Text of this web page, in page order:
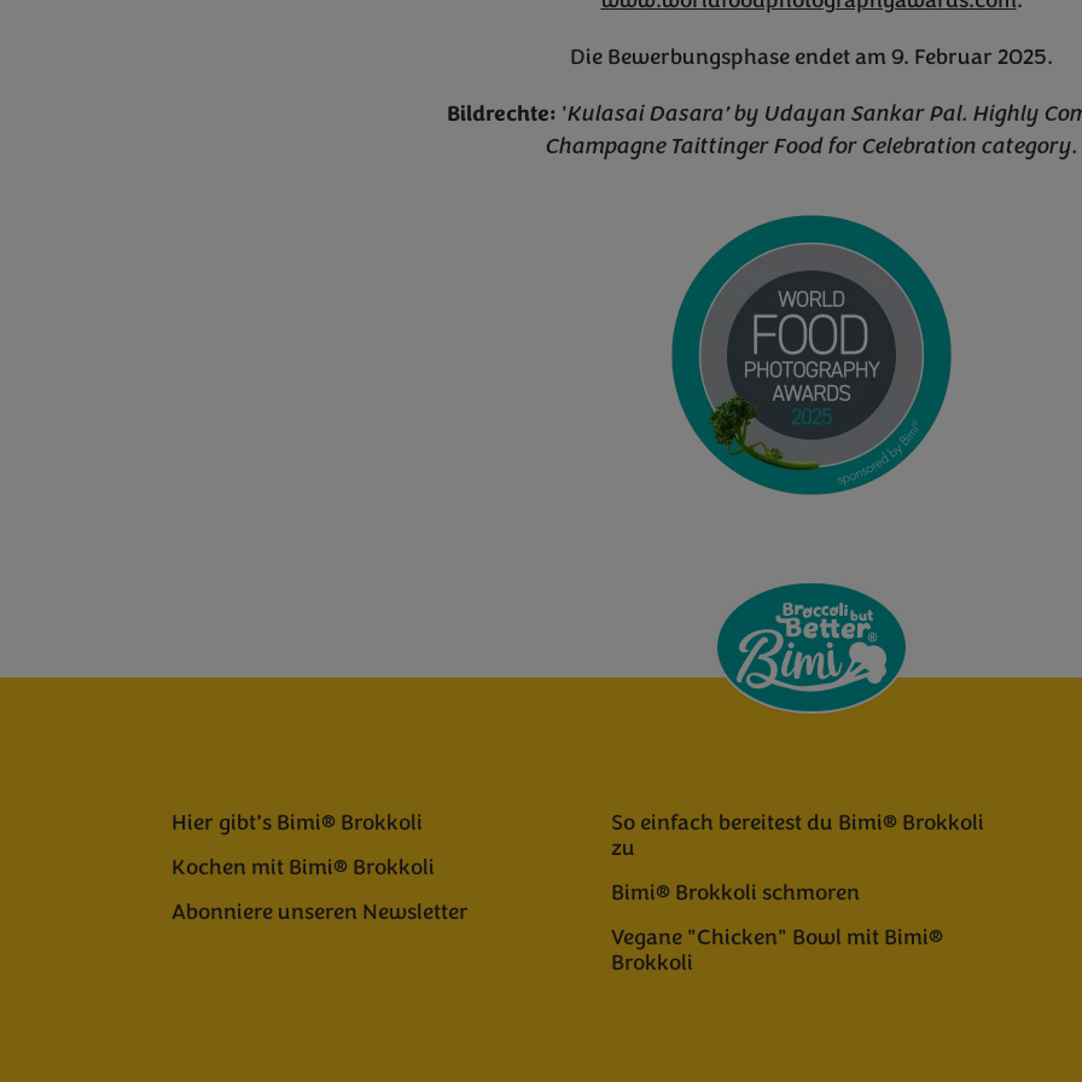
Die Bewerbungsphase endet am 9. Februar 2025.
Bildrechte: 'Kulasai Dasara’ by Udayan Sankar Pal. Highly
Champagne Taittinger Food for Celebration category.
Hier gibt’s Bimi® Brokkoli
Kochen mit Bimi® Brokkoli
Abonniere unseren Newsletter
So einfach bereitest du Bimi® Brokkoli
zu
Bimi® Brokkoli schmoren
Vegane "Chicken" Bowl mit Bimi®
Brokkoli